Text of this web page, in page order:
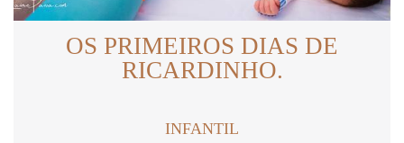
OS PRIMEIROS DIAS DE
RICARDINHO.
INFANTIL